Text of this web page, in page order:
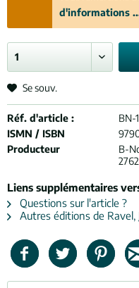
d'informations
Se souv.
Réf. d'article :
BN-
ISMN / ISBN
Producteur
B-
Liens supplémentaires
Questions sur l'article ?
Autres éditions de Ravel,